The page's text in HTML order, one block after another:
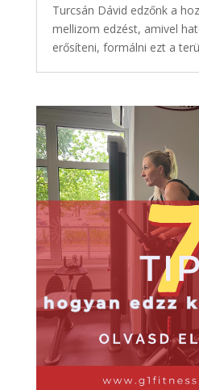
Turcsán Dávid edzőnk a
mellizom edzést, amivel
erősíteni, formálni ezt a